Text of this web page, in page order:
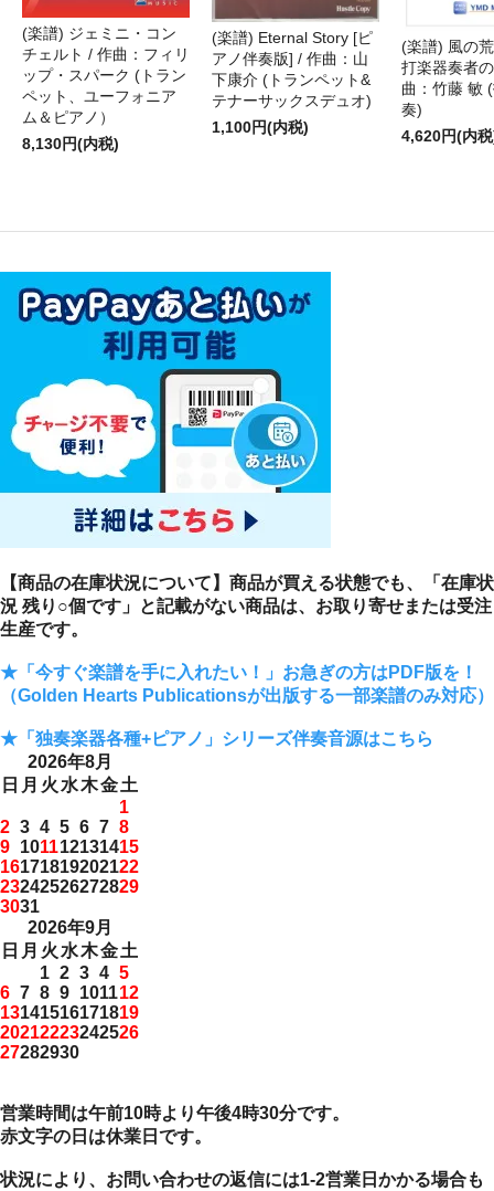
(楽譜) ジェミニ・コン
チェルト / 作曲：フィリ
ップ・スパーク (トラン
ペット、ユーフォニア
ム＆ピアノ）
8,130円(内税)
(楽譜) Eternal Story [ピ
アノ伴奏版] / 作曲：山
下康介 (トランペット&
テナーサックスデュオ)
1,100円(内税)
(楽譜) 風の
打楽器奏者
曲：竹藤 敏
奏)
4,620円(内
【商品の在庫状況について】商品が買える状態でも、「在庫状
況 残り○個です」と記載がない商品は、お取り寄せまたは受注
生産です。
★「今すぐ楽譜を手に入れたい！」お急ぎの方はPDF版を！
（Golden Hearts Publicationsが出版する一部楽譜のみ対応）
★「独奏楽器各種+ピアノ」シリーズ伴奏音源はこちら
2026年8月
日 月 火 水木金土
1
2 3 4 5 6 7 8
9 101112131415
16171819202122
23242526272829
3031
2026年9月
日 月 火 水木金土
1 2 3 4 5
6 7 8 9 101112
13141516171819
20212223242526
27282930
営業時間は午前10時より午後4時30分です。
赤文字の日は休業日です。
状況により、お問い合わせの返信には1-2営業日かかる場合も